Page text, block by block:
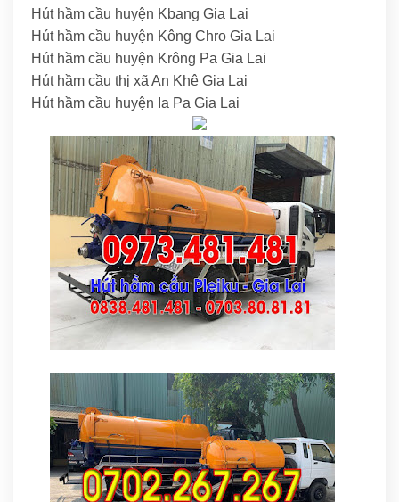
Hút hầm cầu huyện Kbang Gia Lai
Hút hầm cầu huyện Kông Chro Gia Lai
Hút hầm cầu huyện Krông Pa Gia Lai
Hút hầm cầu thị xã An Khê Gia Lai
Hút hầm cầu huyện Ia Pa Gia Lai